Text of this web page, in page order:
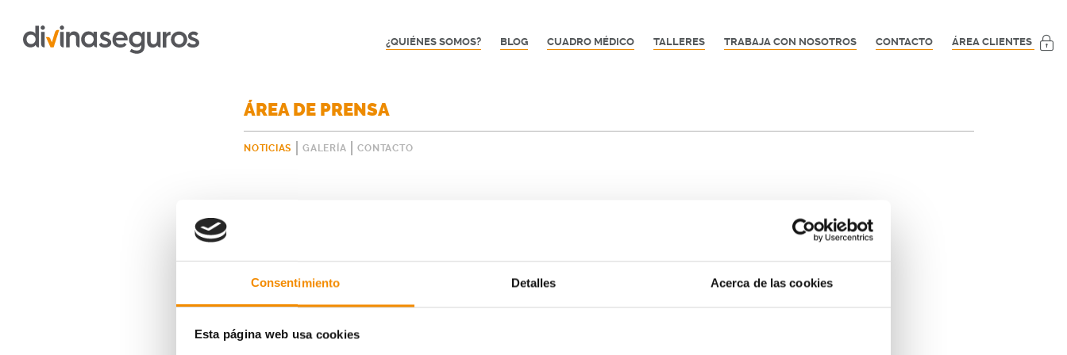
Consentimiento Detalles Acerca de las cookies
Esta página web usa cookies
¿QUIÉNES SOMOS? BLOG CUADRO MÉDICO TALLERES TRABAJA CON NOSOTROS CONTACTO ÁREA CLIENTES
ÁREA DE PRENSA
NOTICIAS GALERÍA CONTACTO